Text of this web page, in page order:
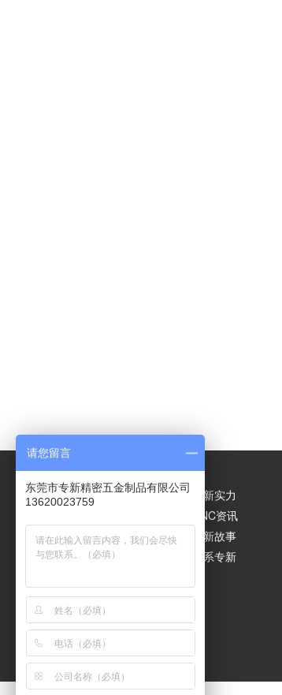
快速导航
专新首页
CNC加工零件
CNC加工定制
专新实力
CNC资讯
专新故事
联系专新
热敏电阻 除静电离子风嘴
请您留言
东莞市专新精密五金制品有限公司
13620023759